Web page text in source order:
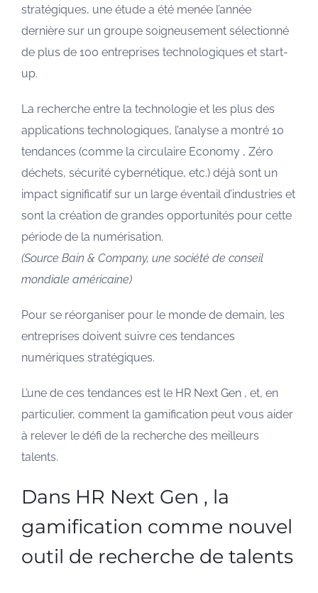
stratégiques, une étude a été menée l’année
dernière sur un groupe soigneusement sélectionné
de plus de 100 entreprises technologiques et start-
up.
La recherche entre la technologie et les plus des
applications technologiques, l’analyse a montré 10
tendances (comme la circulaire Economy , Zéro
déchets, sécurité cybernétique, etc.) déjà sont un
impact significatif sur un large éventail d’industries et
sont la création de grandes opportunités pour cette
période de la numérisation.
(Source Bain & Company, une société de conseil
mondiale américaine)
Pour se réorganiser pour le monde de demain, les
entreprises doivent suivre ces tendances
numériques stratégiques.
L’une de ces tendances est le HR Next Gen , et, en
particulier, comment la gamification peut vous aider
à relever le défi de la recherche des meilleurs
talents.
Dans HR Next Gen , la
gamification comme nouvel
outil de recherche de talents